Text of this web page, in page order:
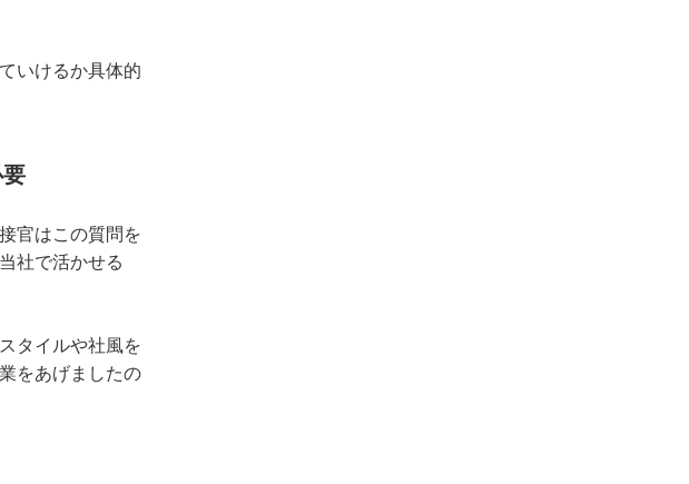
いけるか具体的
官はこの質問を
社で活かせる
タイルや社風を
をあげましたの